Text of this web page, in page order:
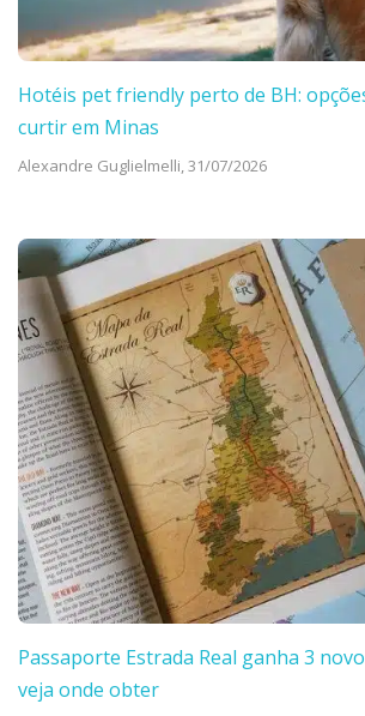
Hotéis pet friendly perto de BH:
curtir em Minas
Alexandre Guglielmelli,31/07/2026
Passaporte Estrada Real ganha 3
veja onde obter